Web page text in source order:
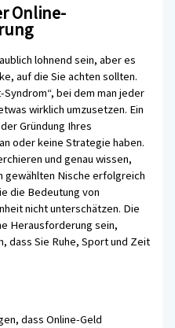
Online-
lohnend sein, aber es
auf die Sie achten sollten.
bei dem man jeder
wirklich umzusetzen. Ein
Gründung Ihres
oder keine Strategie haben.
und genau wissen,
gewählten Nische erfolgreich
die Bedeutung von
nicht unterschätzen. Die
Herausforderung sein,
dass Sie Ruhe, Sport und Zeit
dass Online-Geld